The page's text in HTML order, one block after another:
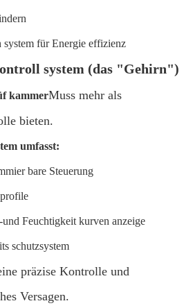
für Energie effizienz
system (das "Gehirn")
kammerMuss mehr als
bieten.
umfasst:
bare Steuerung
Feuchtigkeit kurven anzeige
schutzsystem
präzise Kontrolle und
Versagen.